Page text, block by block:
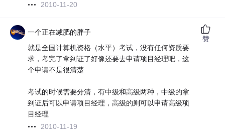
2010-11-20
一个正在减肥的胖子
就是全国计算机资格（水平）考试，没有任何资质要
求，考完了拿到证了好像还要去申请项目经理吧，这
个申请不是很清楚
考试的时候需要分清，有中级和高级两种，中级的拿
到证后可以申请项目经理，高级的则可以申请高级项
目经理
2010-11-19
赞